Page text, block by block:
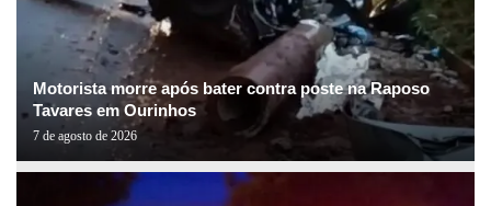
Motorista morre após bater contra poste na Raposo
Tavares em Ourinhos
7 de agosto de 2026